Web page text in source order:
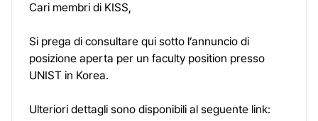
Cari membri di KISS,
Si prega di consultare qui sotto l’annuncio di
posizione aperta per un faculty position presso
UNIST in Korea.
Ulteriori dettagli sono disponibili al seguente link: